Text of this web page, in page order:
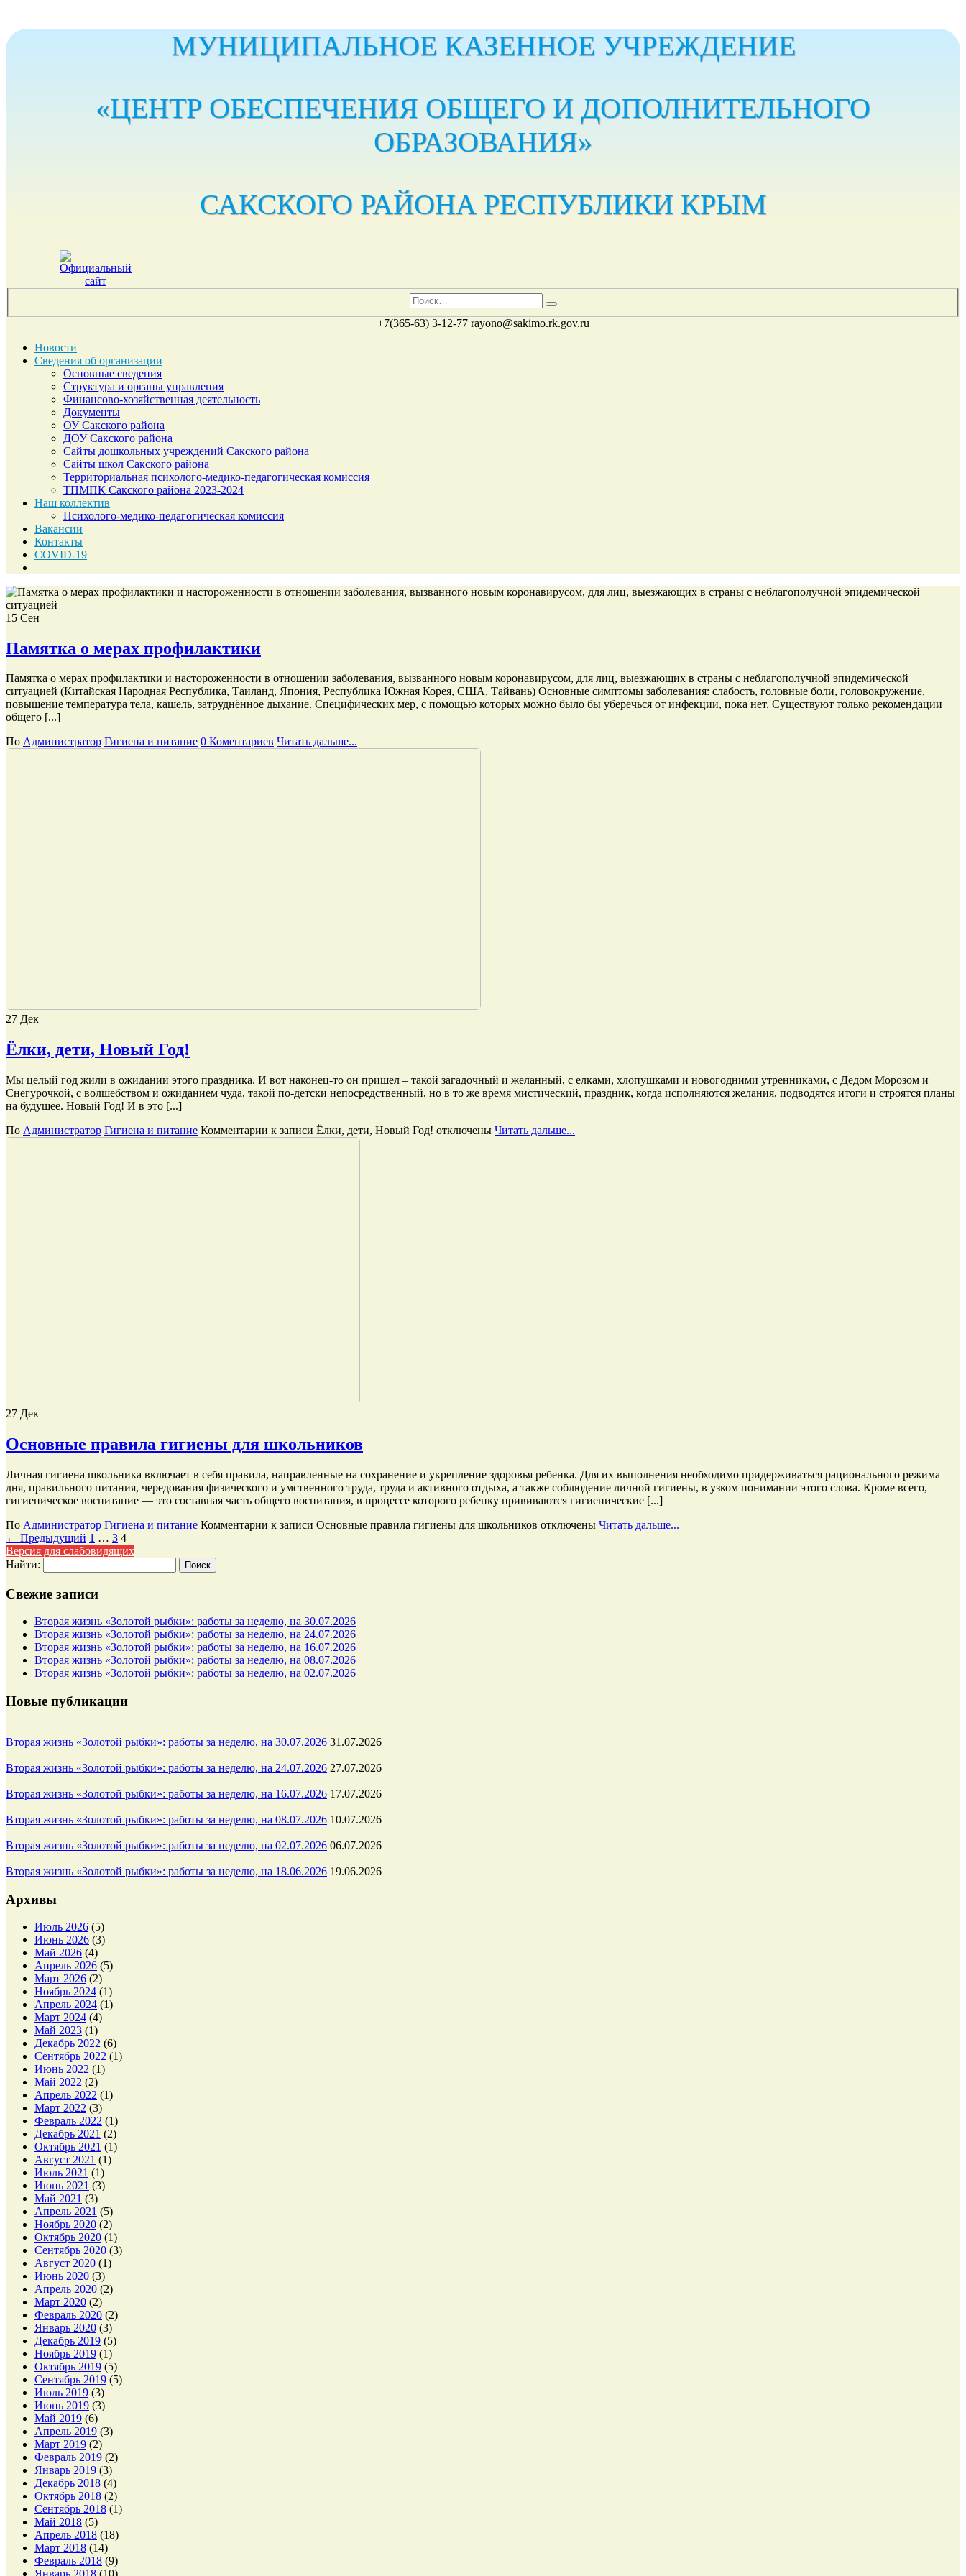
МУНИЦИПАЛЬНОЕ КАЗЕННОЕ УЧРЕЖДЕНИЕ
«ЦЕНТР ОБЕСПЕЧЕНИЯ ОБЩЕГО И ДОПОЛНИТЕЛЬНОГО
ОБРАЗОВАНИЯ»‎
САКСКОГО РАЙОНА РЕСПУБЛИКИ КРЫМ
+7(365-63) 3-12-77 rayono@sakimo.rk.gov.ru
Новости
Сведения об организации
Основные сведения
Структура и органы управления
Финансово-хозяйственная деятельность
Документы
ОУ Сакского района
ДОУ Сакского района
Сайты дошкольных учреждений Сакского района
Сайты школ Сакского района
Территориальная психолого-медико-педагогическая комиссия
ТПМПК Сакского района 2023-2024
Наш коллектив
Психолого-медико-педагогическая комиссия
Вакансии
Контакты
COVID-19
15 Сен
Памятка о мерах профилактики
Памятка о мерах профилактики и настороженности в отношении заболевания, вызванного новым коронавирусом, для лиц, выезжающих в страны с неблагополучной эпидемической
ситуацией (Китайская Народная Республика, Таиланд, Япония, Республика Южная Корея, США, Тайвань) Основные симптомы заболевания: слабость, головные боли, головокружение,
повышение температура тела, кашель, затруднённое дыхание. Специфических мер, с помощью которых можно было бы уберечься от инфекции, пока нет. Существуют только рекомендации
общего [...]
По Администратор Гигиена и питание 0 Коментариев Читать дальше...
27 Дек
Ёлки, дети, Новый Год!
Мы целый год жили в ожидании этого праздника. И вот наконец-то он пришел – такой загадочный и желанный, с елками, хлопушками и новогодними утренниками, с Дедом Морозом и
Снегурочкой, с волшебством и ожиданием чуда, такой по-детски непосредственный, но в то же время мистический, праздник, когда исполняются желания, подводятся итоги и строятся планы
на будущее. Новый Год! И в это [...]
По Администратор Гигиена и питание Комментарии к записи Ёлки, дети, Новый Год! отключены Читать дальше...
27 Дек
Основные правила гигиены для школьников
Личная гигиена школьника включает в себя правила, направленные на сохранение и укрепление здоровья ребенка. Для их выполнения необходимо придерживаться рационального режима
дня, правильного питания, чередования физического и умственного труда, труда и активного отдыха, а также соблюдение личной гигиены, в узком понимании этого слова. Кроме всего,
гигиеническое воспитание — это составная часть общего воспитания, в процессе которого ребенку прививаются гигиенические [...]
По Администратор Гигиена и питание Комментарии к записи Основные правила гигиены для школьников отключены Читать дальше...
← Предыдущий 1 … 3 4
Версия для слабовидящих
Найти:
Свежие записи
Вторая жизнь «Золотой рыбки»: работы за неделю, на 30.07.2026
Вторая жизнь «Золотой рыбки»: работы за неделю, на 24.07.2026
Вторая жизнь «Золотой рыбки»: работы за неделю, на 16.07.2026
Вторая жизнь «Золотой рыбки»: работы за неделю, на 08.07.2026
Вторая жизнь «Золотой рыбки»: работы за неделю, на 02.07.2026
Новые публикации
Вторая жизнь «Золотой рыбки»: работы за неделю, на 30.07.2026 31.07.2026
Вторая жизнь «Золотой рыбки»: работы за неделю, на 24.07.2026 27.07.2026
Вторая жизнь «Золотой рыбки»: работы за неделю, на 16.07.2026 17.07.2026
Вторая жизнь «Золотой рыбки»: работы за неделю, на 08.07.2026 10.07.2026
Вторая жизнь «Золотой рыбки»: работы за неделю, на 02.07.2026 06.07.2026
Вторая жизнь «Золотой рыбки»: работы за неделю, на 18.06.2026 19.06.2026
Архивы
Июль 2026 (5)
Июнь 2026 (3)
Май 2026 (4)
Апрель 2026 (5)
Март 2026 (2)
Ноябрь 2024 (1)
Апрель 2024 (1)
Март 2024 (4)
Май 2023 (1)
Декабрь 2022 (6)
Сентябрь 2022 (1)
Июнь 2022 (1)
Май 2022 (2)
Апрель 2022 (1)
Март 2022 (3)
Февраль 2022 (1)
Декабрь 2021 (2)
Октябрь 2021 (1)
Август 2021 (1)
Июль 2021 (1)
Июнь 2021 (3)
Май 2021 (3)
Апрель 2021 (5)
Ноябрь 2020 (2)
Октябрь 2020 (1)
Сентябрь 2020 (3)
Август 2020 (1)
Июнь 2020 (3)
Апрель 2020 (2)
Март 2020 (2)
Февраль 2020 (2)
Январь 2020 (3)
Декабрь 2019 (5)
Ноябрь 2019 (1)
Октябрь 2019 (5)
Сентябрь 2019 (5)
Июль 2019 (3)
Июнь 2019 (3)
Май 2019 (6)
Апрель 2019 (3)
Март 2019 (2)
Февраль 2019 (2)
Январь 2019 (3)
Декабрь 2018 (4)
Октябрь 2018 (2)
Сентябрь 2018 (1)
Май 2018 (5)
Апрель 2018 (18)
Март 2018 (14)
Февраль 2018 (9)